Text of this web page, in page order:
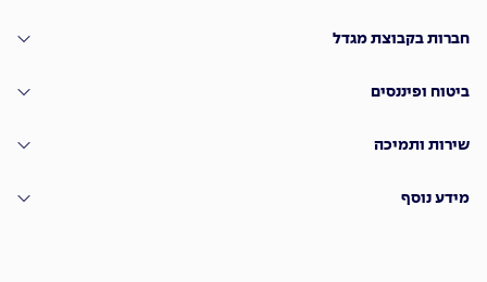
חברות בקבוצת מגדל
ביטוח ופיננסים
שירות ותמיכה
מידע נוסף